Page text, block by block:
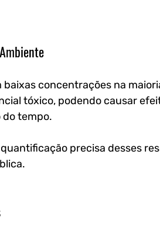
concentrações na
tóxico, podendo causar
do tempo.
precisa desses